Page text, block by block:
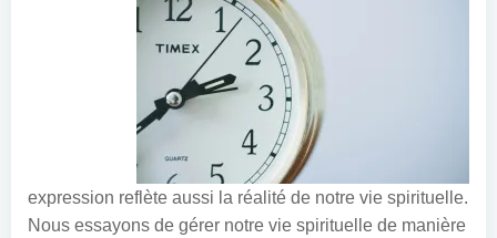
expression reflète aussi la réalité de notre vie spirituelle.
Nous essayons de gérer notre vie spirituelle de manière